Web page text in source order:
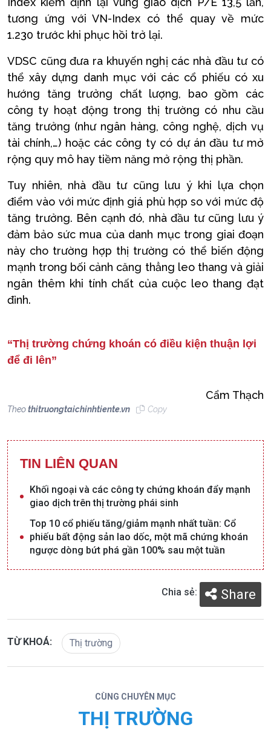
tương ứng với VN-Index có thể quay về mức
1.230 trước khi phục hồi trở lại.
VDSC cũng đưa ra khuyến nghị các nhà đầu tư có
thể xây dựng danh mục với các cổ phiếu có xu
hướng tăng trưởng chất lượng, bao gồm các
công ty hoạt động trong thị trường có nhu cầu
tăng trưởng (như ngân hàng, công nghệ, dịch vụ
tài chính,…) hoặc các công ty có dự án đầu tư mở
rộng quy mô hay tiềm năng mở rộng thị phần.
Tuy nhiên, nhà đầu tư cũng lưu ý khi lựa chọn
điểm vào với mức định giá phù hợp so với mức độ
tăng trưởng. Bên cạnh đó, nhà đầu tư cũng lưu ý
đảm bảo sức mua của danh mục trong giai đoạn
này cho trường hợp thị trường có thể biến động
mạnh trong bối cảnh căng thẳng leo thang và giải
ngân thêm khi tính chất của cuộc leo thang đạt
đỉnh.
“Thị trường chứng khoán có điều kiện thuận lợi
để đi lên”
Cẩm Thạch
Theothitruongtaichinhtiente.vn Copy
TIN LIÊN QUAN
Khối ngoại và các công ty chứng khoán đẩy mạnh
giao dịch trên thị trường phái sinh
Top 10 cổ phiếu tăng/giảm mạnh nhất tuần: Cổ
phiếu bất động sản lao dốc, một mã chứng khoán
ngược dòng bứt phá gần 100% sau một tuần
Chia sẻ: Share
TỪ KHOÁ: Thị trường
CÙNG CHUYÊN MỤC
THỊ TRƯỜNG